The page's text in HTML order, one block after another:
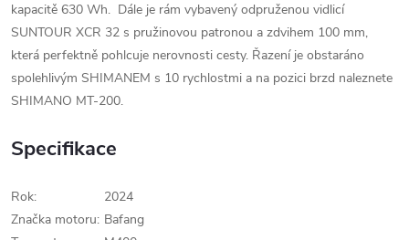
kapacitě 630 Wh. Dále je rám vybavený odpruženou vidlicí
SUNTOUR XCR 32 s pružinovou patronou a zdvihem 100 mm,
která perfektně pohlcuje nerovnosti cesty. Řazení je obstaráno
spolehlivým SHIMANEM s 10 rychlostmi a na pozici brzd naleznete
SHIMANO MT-200.
Specifikace
Rok:
2024
Značka motoru: Bafang